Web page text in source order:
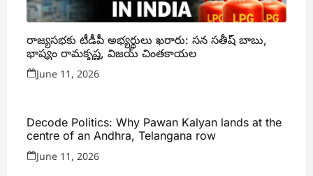
రాజ్యసభకు టీడీపీ అభ్యర్థులు ఖరారు: సన సతీష్ బాబు,
భాష్యం రామకృష్ణ, విజయ్ చింతకాయల
June 11, 2026
Decode Politics: Why Pawan Kalyan lands at the
centre of an Andhra, Telangana row
June 11, 2026